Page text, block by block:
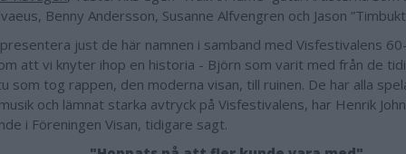
Benny Andersson, Susanne Alfvengren och Jason
just de här namnen i samband med Visfestivalens
att vi knyter ihop en historia - Björn som varit med från de
som tog rappen, den moderna visan, till ruinen. De har alla
och lämnat starka avtryck på Visfestivalens, har Henrik
i Föreningen Visan, tidigare sagt.